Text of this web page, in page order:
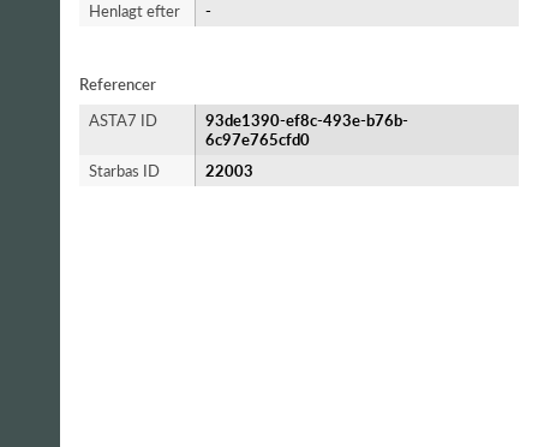
Henlagt efter
-
Referencer
ASTA7 ID
93de1390-ef8c-493e-b76b-
6c97e765cfd0
Starbas ID
22003